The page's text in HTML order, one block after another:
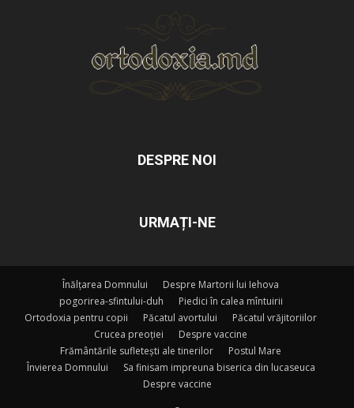
DESPRE NOI
URMAȚI-NE
Înălțarea Domnului
Despre Martorii lui Iehova
pogorirea-sfintului-duh
Piedici în calea mîntuirii
Ortodoxia pentru copii
Păcatul avortului
Păcatul vrăjitoriilor
Crucea preoției
Despre vaccine
Frământările sufletești ale tinerilor
Postul Mare
Învierea Domnului
Sa finisam impreuna biserica din lucaseuca
Despre vaccine